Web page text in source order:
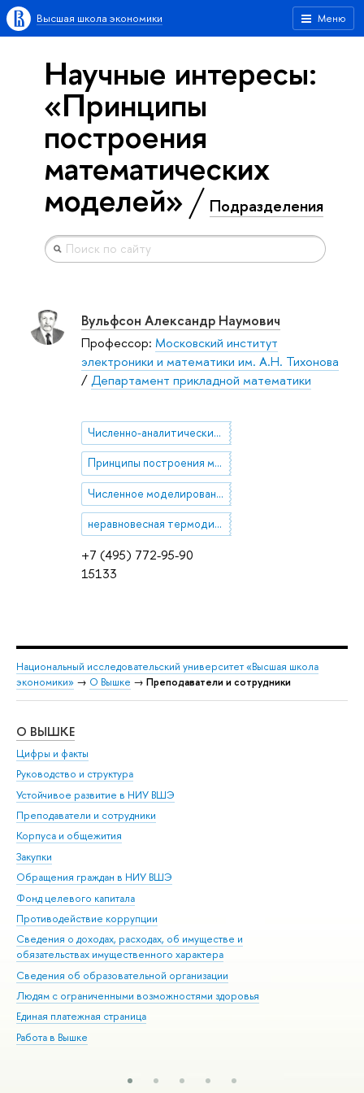
Меню
Высшая школа экономики
Научные интересы:
«Принципы
построения
математических
моделей» Подразделения
+7 (495) 772-95-90
15133
Вульфсон Александр Наумович
Профессор: Московский институт
электроники и математики им. А.Н. Тихонова
/Департамент прикладной математики
Численно-аналитические методы моделирования
Принципы построения математических моделей
Численное моделирование конвекции
неравновесная термодинамика и физическая кинетика
Национальный исследовательский университет «Высшая школа
экономики» → О Вышке → Преподаватели и сотрудники
О ВЫШКЕ
Цифры и факты
Руководство и структура
Устойчивое развитие в НИУ ВШЭ
Преподаватели и сотрудники
Корпуса и общежития
Закупки
Обращения граждан в НИУ ВШЭ
Фонд целевого капитала
Противодействие коррупции
Сведения о доходах, расходах, об имуществе и
обязательствах имущественного характера
Сведения об образовательной организации
Людям с ограниченными возможностями здоровья
Единая платежная страница
Работа в Вышке